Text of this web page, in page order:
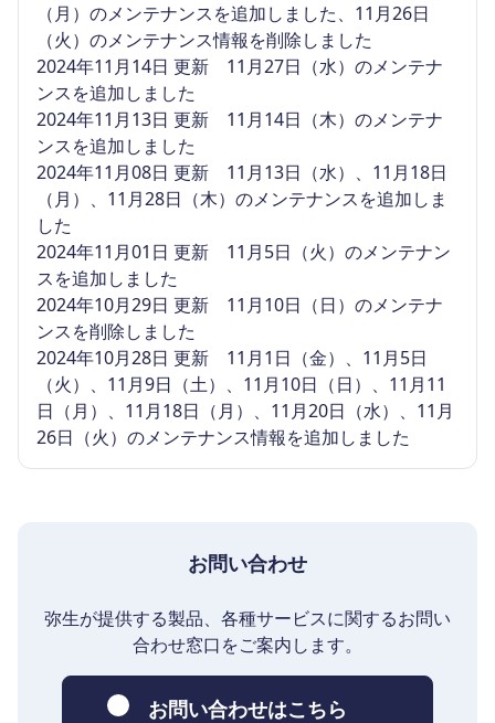
（月）のメンテナンスを追加しました、11月26日
（火）のメンテナンス情報を削除しました
2024年11月14日 更新 11月27日（水）のメンテナ
ンスを追加しました
2024年11月13日 更新 11月14日（木）のメンテナ
ンスを追加しました
2024年11月08日 更新 11月13日（水）、11月18日
（月）、11月28日（木）のメンテナンスを追加しま
した
2024年11月01日 更新 11月5日（火）のメンテナン
スを追加しました
2024年10月29日 更新 11月10日（日）のメンテナ
ンスを削除しました
2024年10月28日 更新 11月1日（金）、11月5日
（火）、11月9日（土）、11月10日（日）、11月11
日（月）、11月18日（月）、11月20日（水）、11月
26日（火）のメンテナンス情報を追加しました
お問い合わせ
弥生が提供する製品、各種サービスに関するお問い
合わせ窓口をご案内します。
お問い合わせはこちら